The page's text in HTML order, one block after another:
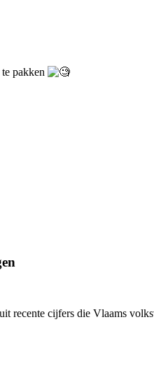
pakken
recente cijfers die Vlaams